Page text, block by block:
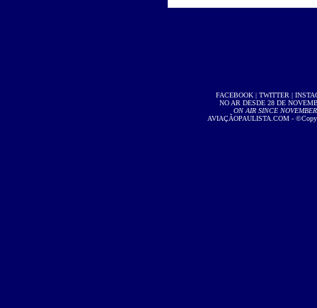
FACEBOOK| TWITTER |
NO AR DESDE 28 DE
ON AIR SINCE
AVIAÇÃOPAULISTA.COM -